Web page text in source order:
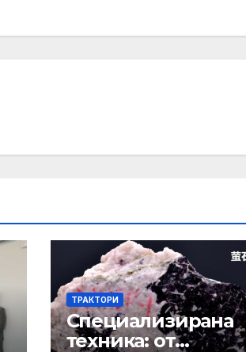
ТРАКТОРИ
Специализирана
техника: от